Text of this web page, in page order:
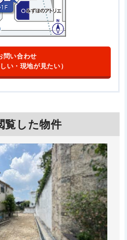
問い合わせ
い・現地が見たい）
覧した物件